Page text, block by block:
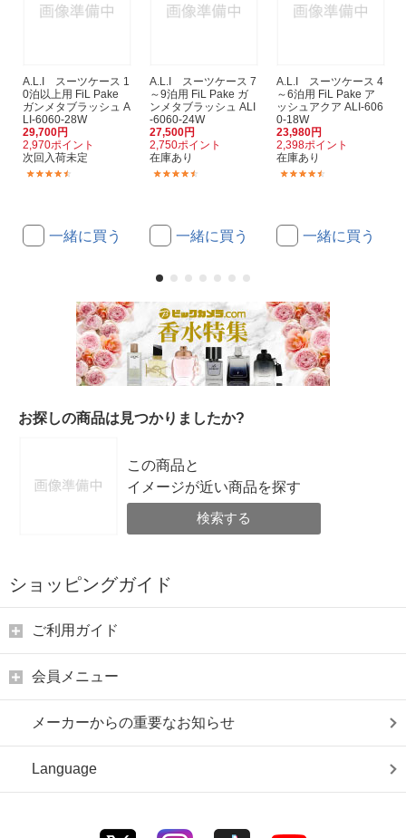
A.L.I スーツケース 1
0泊以上用 FiL Pake
ガンメタブラッシュ A
LI-6060-28W
29,700円
2,970ポイント
次回入荷未定
一緒に買う
A.L.I スーツケース 7
～9泊用 FiL Pake ガ
ンメタブラッシュ ALI
-6060-24W
27,500円
2,750ポイント
在庫あり
一緒に買う
A.L.I スーツケース 4
～6泊用 FiL Pake ア
ッシュアクア ALI-606
0-18W
23,980円
2,398ポイント
在庫あり
一緒に買う
お探しの商品は見つかりましたか?
この商品と
イメージが近い商品を探す
検索する
ショッピングガイド
ご利用ガイド
会員メニュー
メーカーからの重要なお知らせ
Language